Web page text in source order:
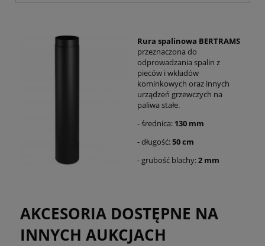
Rura spalinowa BERTRAMS
przeznaczona do
odprowadzania spalin z
pieców i wkładów
kominkowych oraz innych
urządzeń grzewczych na
paliwa stałe.
- średnica: 130 mm
- długość:50 cm
- grubość blachy:2 mm
AKCESORIA DOSTĘPNE NA
INNYCH AUKCJACH